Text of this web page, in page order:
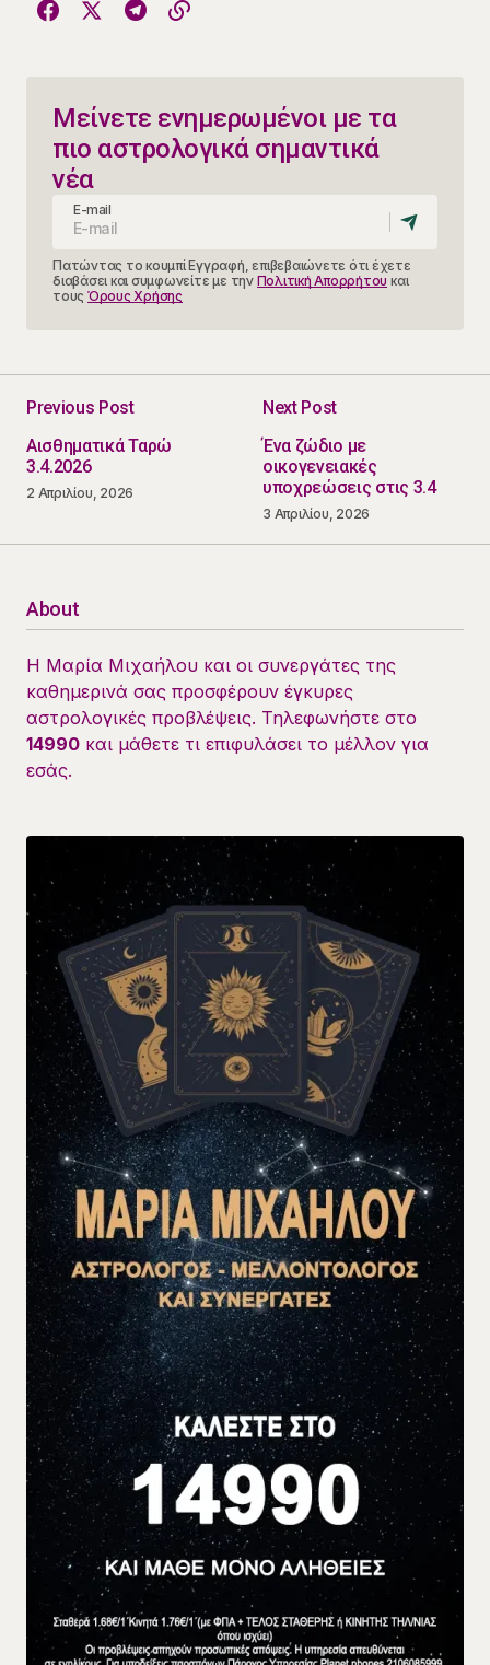
Μείνετε ενημερωμένοι με τα
πιο αστρολογικά σημαντικά
νέα
E-mail
Πατώντας το κουμπί Εγγραφή, επιβεβαιώνετε ότι έχετε
διαβάσει και συμφωνείτε με την Πολιτική Απορρήτου και
τους Όρους Χρήσης
Previous Post
Αισθηματικά Ταρώ
3.4.2026
2 Απριλίου, 2026
Next Post
Ένα ζώδιο με
οικογενειακές
υποχρεώσεις στις 3.4
3 Απριλίου, 2026
About
Η Μαρία Μιχαήλου και οι συνεργάτες της
καθημερινά σας προσφέρουν έγκυρες
αστρολογικές προβλέψεις. Τηλεφωνήστε στο
14990 και μάθετε τι επιφυλάσει το μέλλον για
εσάς.